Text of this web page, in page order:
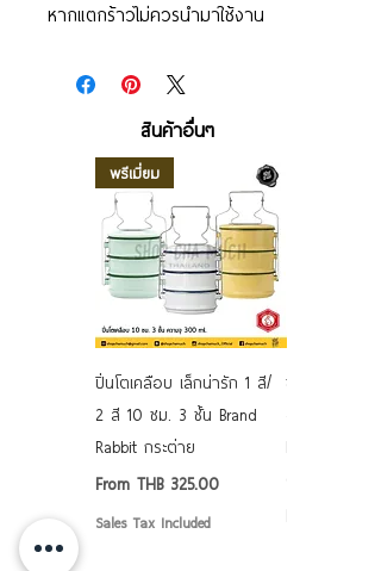
หากแตกร้าวไม่ควรนำมาใช้งาน
สินค้าอื่นๆ
พรีเมี่ยม
ปิ่นโตเคลือบ เล็กน่ารัก 1 สี/
2 สี 10 ซม. 3 ชั้น Brand
Rabbit กระต่าย
From THB 325.00
Sale Price
Sales Tax Included
ชามเคลือบ